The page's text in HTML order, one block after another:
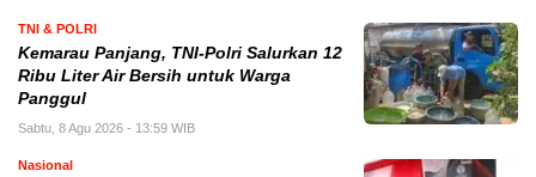
TNI & POLRI
Kemarau Panjang, TNI-Polri Salurkan 12
Ribu Liter Air Bersih untuk Warga
Panggul
Sabtu, 8 Agu 2026 - 13:59 WIB
Nasional